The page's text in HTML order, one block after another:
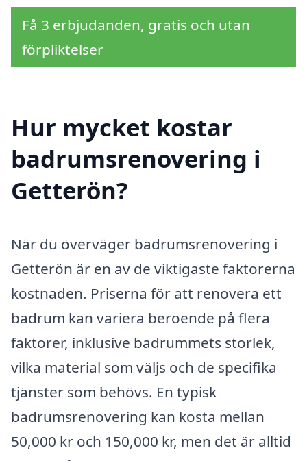
Få 3 erbjudanden, gratis och utan
förpliktelser
Hur mycket kostar
badrumsrenovering i
Getterön?
När du överväger badrumsrenovering i
Getterön är en av de viktigaste faktorerna
kostnaden. Priserna för att renovera ett
badrum kan variera beroende på flera
faktorer, inklusive badrummets storlek,
vilka material som väljs och de specifika
tjänster som behövs. En typisk
badrumsrenovering kan kosta mellan
50,000 kr och 150,000 kr, men det är alltid